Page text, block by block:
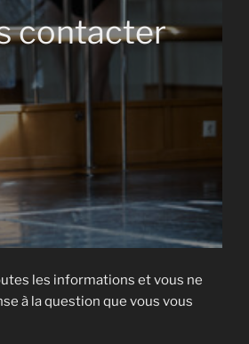
contacter
les informations et vous ne
à la question que vous vous